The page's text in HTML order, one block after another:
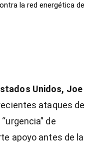
la red energética de
Unidos, Joe
ataques de
de
apoyo antes de la